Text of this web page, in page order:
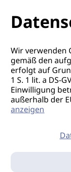
Wir verwenden
gemäß den
erfolgt auf
1 S. 1 lit. a DS-
Einwilligung
außerhalb der
anzeigen